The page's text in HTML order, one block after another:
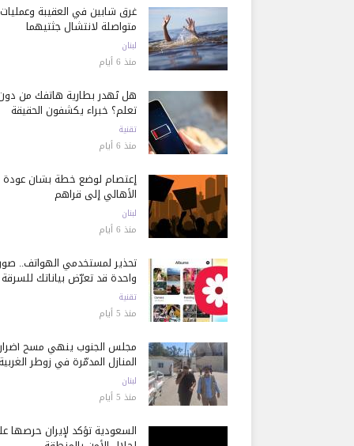
غرق شابين في العقيبة وعمليات
متواصلة لانتشال جثتيهما
لبنان
منذ 6 أيام
هل تُهدر بطارية هاتفك من
تعلم؟ خبراء يكشفون الحقيقة
تقنية
منذ 6 أيام
إعتصام لوضع خطة بشأن عودة
الأهالي إلى قراهم
لبنان
منذ 6 أيام
تحذير لمستخدمي الهواتف..
واحدة قد تعرّض بياناتك للسرقة
تقنية
منذ 5 أيام
مجلس الجنوب ينهي مسح أضرار
المنازل المدمّرة في زوطر الغربية
لبنان
منذ 5 أيام
السعودية تؤكد لإيران حرصها